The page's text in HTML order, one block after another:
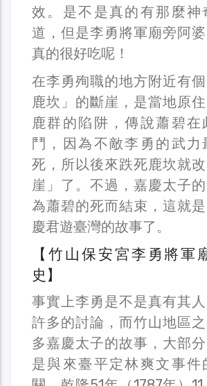
效。是不是真的有那麼神
道，但是李勇將軍廟旁阿
真的很好吃呢！
在李勇殉職的地方附近有
鹿坎」的斷崖，是當地原
鹿群的陷阱，傳說蕭碧在
鬥，因為不敵李勇的武力
死，所以後來跌死鹿坎就
崖」了。不過，嘉慶太子
為蕭碧的死而結束，這就
慶君遊臺灣的故事了。
【竹山保安宮李勇將軍
史】
事實上李勇是不是真有其
許多的討論，而竹山地區
多嘉慶太子的故事，大部
是與來臺平定林爽文事件